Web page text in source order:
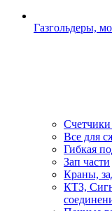
Газгольдеры,
Счетчики
Все для
Гибкая
Зап части
Краны,
КТЗ,